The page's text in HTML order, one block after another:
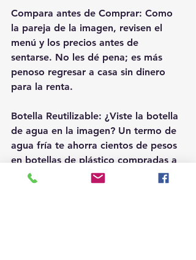
Compara antes de Comprar: Como
la pareja de la imagen, revisen el
menú y los precios antes de
sentarse. No les dé pena; es más
penoso regresar a casa sin dinero
para la renta.
Botella Reutilizable: ¿Viste la botella
de agua en la imagen? Un termo de
agua fría te ahorra cientos de pesos
en botellas de plástico compradas a
precio de oro en zonas turísticas.